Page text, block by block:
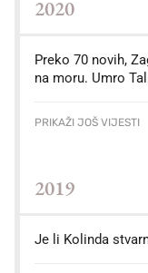
2020
Preko 70 novih,
na moru. Umro
PRIKAŽI JOŠ VIJESTI
2019
Je li Kolinda